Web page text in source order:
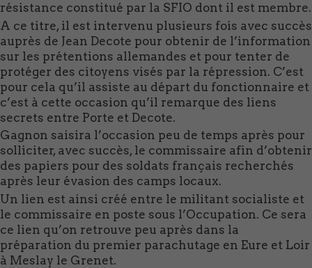
résistance constitué par la SFIO dont il est membre.
A ce titre, il est intervenu plusieurs fois avec succès
auprès de Jean Decote pour obtenir de l’information
sur les prétentions allemandes et pour tenter de
protéger des citoyens visés par la répression. C’est
pour cela qu’il assiste au départ du fonctionnaire et
c’est à cette occasion qu’il remarque des liens
secrets entre Porte et Decote.
Gagnon saisira l’occasion peu de temps après pour
solliciter, avec succès, le commissaire afin d’obtenir
des papiers pour des soldats français recherchés
après leur évasion des camps locaux.
Un lien est ainsi créé entre le militant socialiste et
le commissaire en poste sous l’Occupation. Ce sera
ce lien qu’on retrouve peu après dans la
préparation du premier parachutage en Eure et Loir
à Meslay le Grenet.